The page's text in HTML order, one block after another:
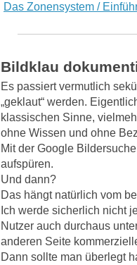
Das Zonensystem /
Bildklau
Es passiert vermutlich
„geklaut“ werden.
klassischen Sinne,
ohne Wissen und ohne
Mit der Google
aufspüren.
Und dann?
Das hängt natürlich vom
Ich werde sicherlich nicht
Nutzer auch durchaus
anderen Seite
Dann sollte man überlegt